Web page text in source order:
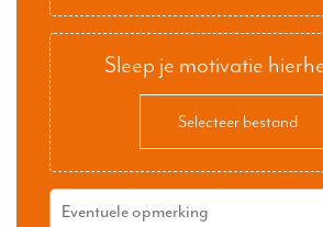
Sleep je motivatie
Selecteer bestand